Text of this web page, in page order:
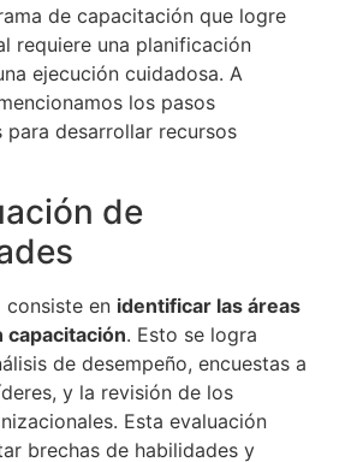
de capacitación que logre
requiere una planificación
ejecución cuidadosa. A
los pasos
para desarrollar recursos
de
consiste en identificar las áreas
. Esto se logra
de desempeño, encuestas a
y la revisión de los
Esta evaluación
brechas de habilidades y